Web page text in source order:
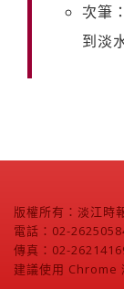
次筆
到淡
版權所有：淡江時
電話：02-
傳真：02-
建議使用 Chrome